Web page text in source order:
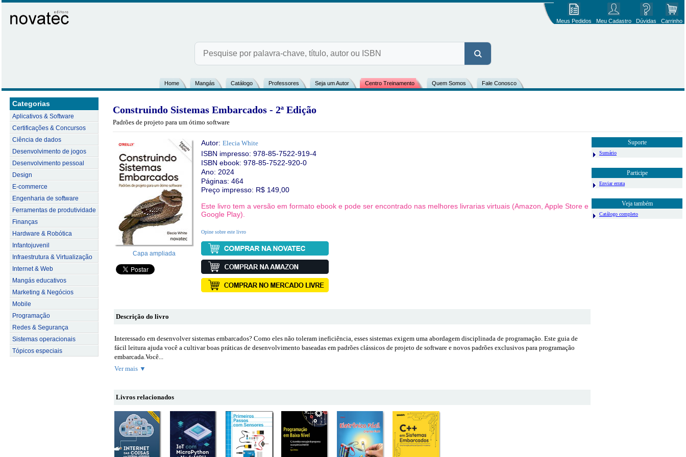
Meus Pedidos Meu Cadastro Dúvidas Carrinho
Home Mangás Catálogo Professores Seja um Autor Centro Treinamento Quem Somos Fale Conosco
Categorias
Aplicativos & Software
Certificações & Concursos
Ciência de dados
Desenvolvimento de jogos
Desenvolvimento pessoal
Design
E-commerce
Engenharia de software
Ferramentas de produtividade
Finanças
Hardware & Robótica
Infantojuvenil
Infraestrutura & Virtualização
Internet & Web
Mangás educativos
Marketing & Negócios
Mobile
Programação
Redes & Segurança
Sistemas operacionais
Tópicos especiais
Construindo Sistemas Embarcados - 2ª Edição
Padrões de projeto para um ótimo software
Capa ampliada
Autor: Elecia White
ISBN impresso: 978-85-7522-919-4
ISBN ebook: 978-85-7522-920-0
Ano: 2024
Páginas: 464
Preço impresso: R$ 149,00
Este livro tem a versão em formato ebook e pode ser encontrado nas melhores livrarias virtuais (Amazon, Apple Store e
Google Play).
Opine sobre este livro
Suporte
Sumário
Participe
Enviar errata
Veja também
Catálogo completo
Descrição do livro
Interessado em desenvolver sistemas embarcados? Como eles não toleram ineficiência, esses sistemas exigem uma abordagem disciplinada de programação. Este guia de
fácil leitura ajuda você a cultivar boas práticas de desenvolvimento baseadas em padrões clássicos de projeto de software e novos padrões exclusivos para programação
embarcada.Você...
Ver mais ▼
Livros relacionados